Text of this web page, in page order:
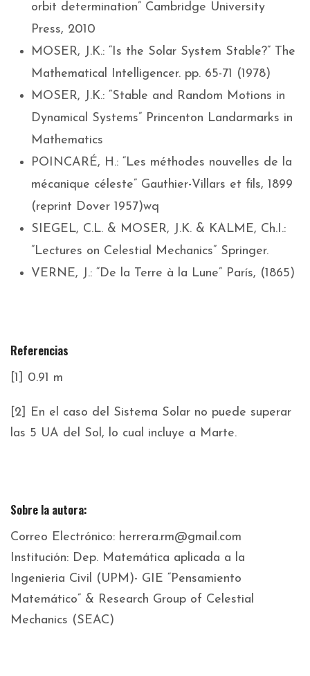
orbit determination” Cambridge University
Press, 2010
MOSER, J.K.: “Is the Solar System Stable?” The
Mathematical Intelligencer. pp. 65-71 (1978)
MOSER, J.K.: “Stable and Random Motions in
Dynamical Systems” Princenton Landarmarks in
Mathematics
POINCARÉ, H.: “Les méthodes nouvelles de la
mécanique céleste” Gauthier-Villars et fils, 1899
(reprint Dover 1957)wq
SIEGEL, C.L. & MOSER, J.K. & KALME, Ch.I.:
”Lectures on Celestial Mechanics” Springer.
VERNE, J.: “De la Terre à la Lune” París, (1865)
Referencias
[1] 0.91 m
[2] En el caso del Sistema Solar no puede superar
las 5 UA del Sol, lo cual incluye a Marte.
Sobre la autora:
Correo Electrónico: herrera.rm@gmail.com
Institución: Dep. Matemática aplicada a la
Ingenieria Civil (UPM)- GIE “Pensamiento
Matemático” & Research Group of Celestial
Mechanics (SEAC)